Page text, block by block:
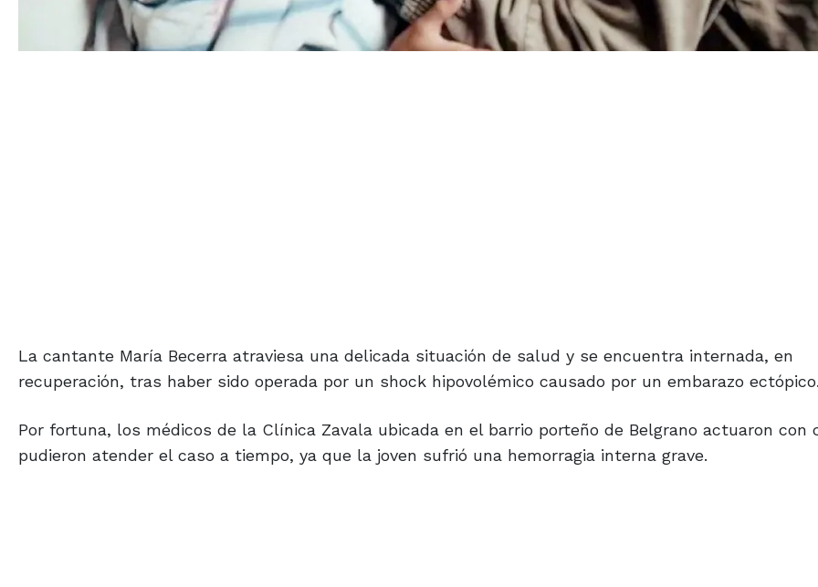
La cantante María Becerra atraviesa una delicada situación de salud y se encuentra internada, en
recuperación, tras haber sido operada por un shock hipovolémico causado por un embarazo ectópico.
Por fortuna, los médicos de la Clínica Zavala ubicada en el barrio porteño de Belgrano actuaron con
pudieron atender el caso a tiempo, ya que la joven sufrió una hemorragia interna grave.